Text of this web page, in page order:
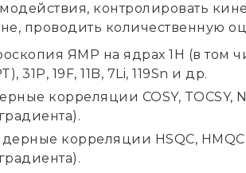
контролировать
проводить количественную
ЯМР на ядрах 1H (в том
31P, 19F, 11B, 7Li, 119Sn и др.
корреляции COSY, TOCSY,
корреляции HSQC,